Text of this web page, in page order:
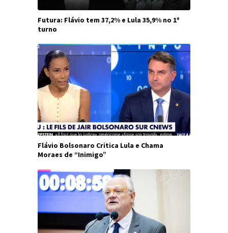
Futura: Flávio tem 37,2% e Lula 35,9% no 1º
turno
Flávio Bolsonaro Critica Lula e Chama
Moraes de “Inimigo”